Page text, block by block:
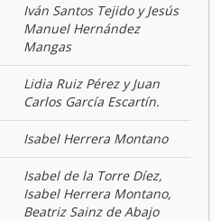
Iván Santos Tejido y Jesús
Manuel Hernández
Mangas
Lidia Ruiz Pérez y Juan
Carlos García Escartín.
Isabel Herrera Montano
Isabel de la Torre Díez,
Isabel Herrera Montano,
Beatriz Sainz de Abajo